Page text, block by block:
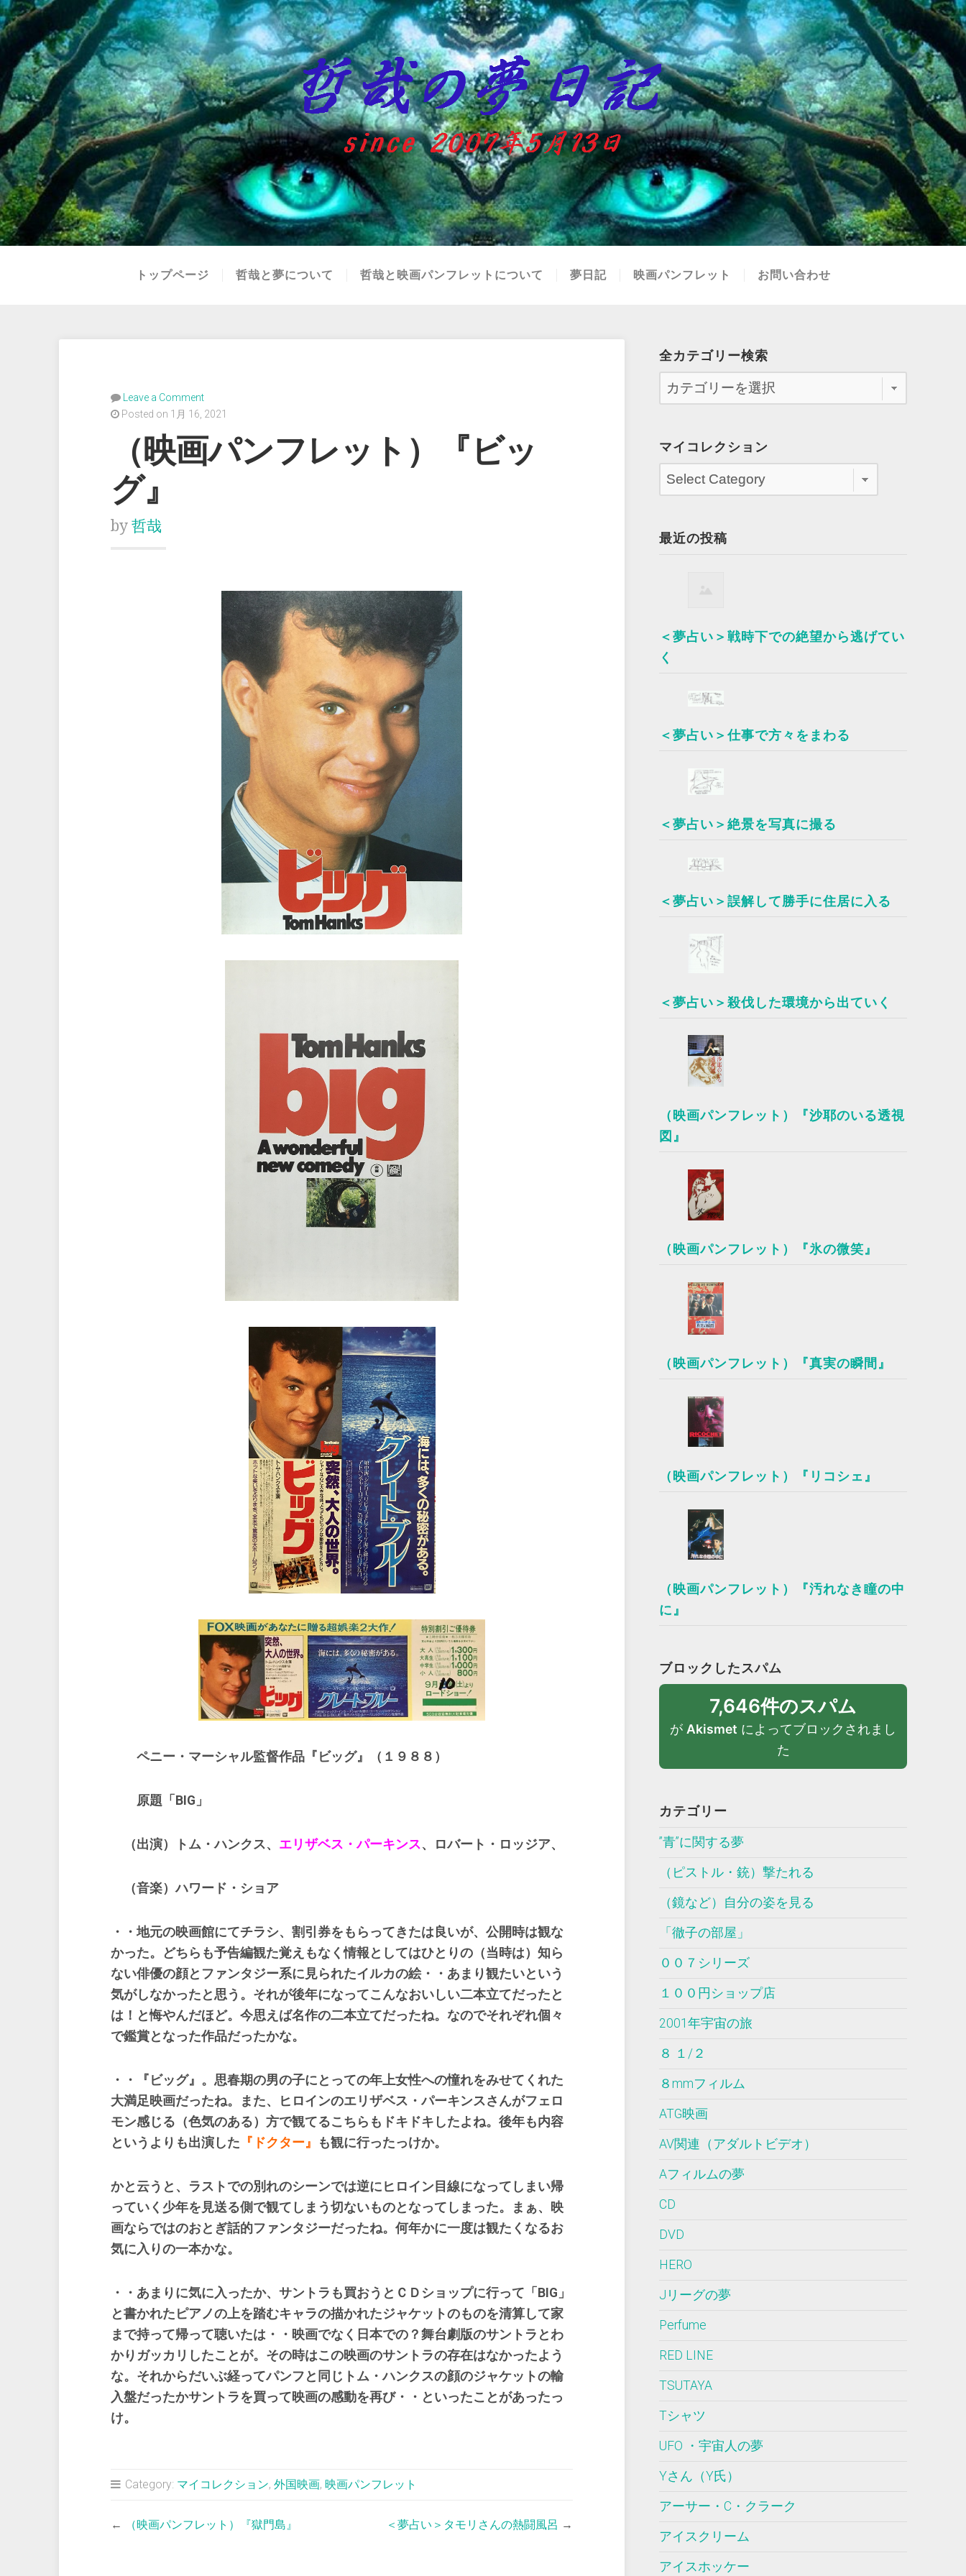
トップページ 哲哉と夢について 哲哉と映画パンフレットについて 夢日記 映画パンフレット お問い合わせ
Leave a Comment
Posted on 1月 16, 2021
（映画パンフレット）『ビッ
グ』
by 哲哉
ペニー・マーシャル監督作品『ビッグ』（１９８８）
原題「BIG」
（出演）トム・ハンクス、 エリザベス・パーキンス、ロバート・ロッジア、
（音楽）ハワード・ショア
・・地元の映画館にてチラシ、割引券をもらってきたは良いが、公開時は観な
かった。どちらも予告編観た覚えもなく情報としてはひとりの（当時は）知ら
ない俳優の顔とファンタジー系に見られたイルカの絵・・あまり観たいという
気がしなかったと思う。それが後年になってこんなおいしい二本立てだったと
は！と悔やんだほど。今思えば名作の二本立てだったね。なのでそれぞれ個々
で鑑賞となった作品だったかな。
・・『ビッグ』。思春期の男の子にとっての年上女性への憧れをみせてくれた
大満足映画だったね。また、ヒロインのエリザベス・パーキンスさんがフェロ
モン感じる（色気のある）方で観てるこちらもドキドキしたよね。後年も内容
というよりも出演した 『ドクター』 も観に行ったっけか。
かと云うと、ラストでの別れのシーンでは逆にヒロイン目線になってしまい帰
っていく少年を見送る側で観てしまう切ないものとなってしまった。まぁ、映
画ならではのおとぎ話的ファンタジーだったね。何年かに一度は観たくなるお
気に入りの一本かな。
・・あまりに気に入ったか、サントラも買おうとＣＤショップに行って「BIG」
と書かれたピアノの上を踏むキャラの描かれたジャケットのものを清算して家
まで持って帰って聴いたは・・映画でなく日本での？舞台劇版のサントラとわ
かりガッカリしたことが。その時はこの映画のサントラの存在はなかったよう
な。それからだいぶ経ってパンフと同じトム・ハンクスの顔のジャケットの輸
入盤だったかサントラを買って映画の感動を再び・・といったことがあったっ
け。
Category: マイコレクション, 外国映画, 映画パンフレット
← （映画パンフレット）『獄門島』 ＜夢占い＞タモリさんの熱闘風呂 →
全カテゴリー検索
マイコレクション
最近の投稿
＜夢占い＞戦時下での絶望から逃げてい
く
＜夢占い＞仕事で方々をまわる
＜夢占い＞絶景を写真に撮る
＜夢占い＞誤解して勝手に住居に入る
＜夢占い＞殺伐した環境から出ていく
（映画パンフレット）『沙耶のいる透視
図』
（映画パンフレット）『氷の微笑』
（映画パンフレット）『真実の瞬間』
（映画パンフレット）『リコシェ』
（映画パンフレット）『汚れなき瞳の中
に』
ブロックしたスパム
7,646件のスパム
が Akismet によってブロックされまし
た
カテゴリー
”青”に関する夢
（ピストル・銃）撃たれる
（鏡など）自分の姿を見る
「徹子の部屋」
００７シリーズ
１００円ショップ店
2001年宇宙の旅
８ １/２
８mmフィルム
ATG映画
AV関連（アダルトビデオ）
Aフィルムの夢
CD
DVD
HERO
Jリーグの夢
Perfume
RED LINE
TSUTAYA
Tシャツ
UFO ・宇宙人の夢
Yさん（Y氏）
アーサー・C・クラーク
アイスクリーム
アイスホッケー